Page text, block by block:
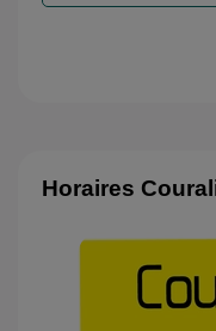
Horaires